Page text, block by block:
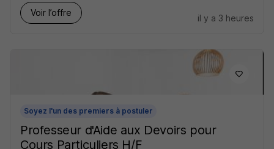
Voir l’offre
il y a 3 heures
Soyez l'un des premiers à postuler
Professeur d'Aide aux Devoirs pour
Cours Particuliers H/F